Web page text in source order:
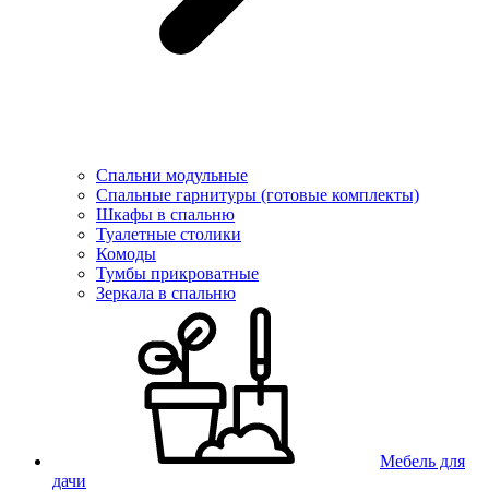
Спальни модульные
Спальные гарнитуры (готовые комплекты)
Шкафы в спальню
Туалетные столики
Комоды
Тумбы прикроватные
Зеркала в спальню
Мебель для
дачи